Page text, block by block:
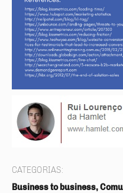
CATEGORIAS:
Business to business,